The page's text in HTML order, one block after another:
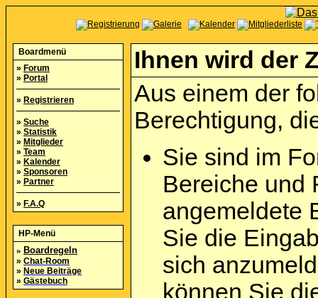
Boardmenü
» Forum
» Portal
» Registrieren
» Suche
» Statistik
» Mitglieder
» Team
» Kalender
» Sponsoren
» Partner
» F.A.Q
HP-Menü
» Boardregeln
» Chat-Room
» Neue Beiträge
» Gästebuch
Ihnen wird der
Aus einem der
Berechtigung,
Sie sind im
Bereiche und
angemeldete
Sie die
sich
können Sie